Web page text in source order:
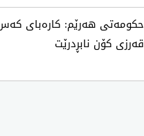
حکومەتی هەرێم: کارەبای
قەرزی کۆن نابڕدرێت